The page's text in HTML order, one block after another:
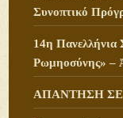
Συνοπτικό
14η
Ρωμηοσύνης» –
ΑΠΑΝΤΗΣΗ ΣΕ